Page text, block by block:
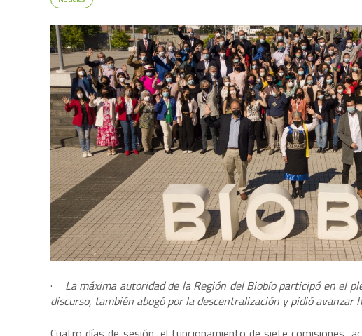
· La máxima autoridad de la Región del Biobío participó en el
discurso, también abogó por la descentralización y pidió